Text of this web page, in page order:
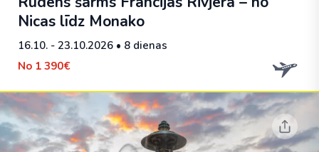
Nicas līdz Monako
16.10. - 23.10.2026 • 8 dienas
No 1 390€